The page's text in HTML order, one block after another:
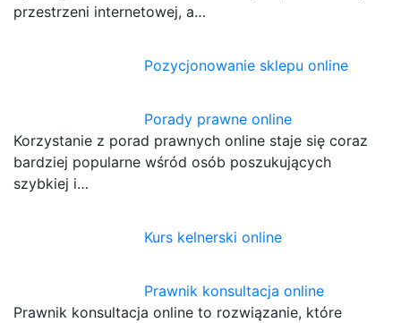
przestrzeni internetowej, a…
Pozycjonowanie sklepu online
Porady prawne online
Korzystanie z porad prawnych online staje się coraz
bardziej popularne wśród osób poszukujących
szybkiej i…
Kurs kelnerski online
Prawnik konsultacja online
Prawnik konsultacja online to rozwiązanie, które